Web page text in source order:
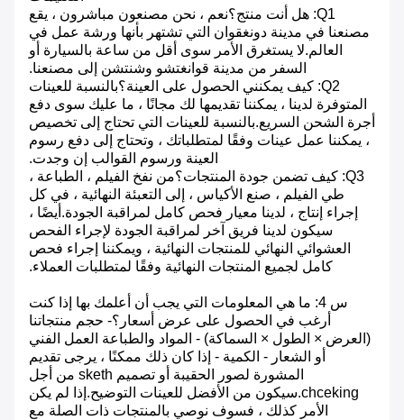
Q1: هل أنت منتج؟نعم ، نحن مصنعون مباشرون ، يقع
مصنعنا في مدينة دونغقوان التي تشتهر بأنها ورشة عمل في
العالم.لا يستغرق الأمر سوى أقل من ساعة بالسيارة أو
السفر من مدينة قوانغتشو وشنتشن إلى مصنعنا.
Q2: كيف يمكنني الحصول على العينة؟بالنسبة للعينات
المتوفرة لدينا ، يمكننا تقديمها لك مجانًا ، ما عليك سوى دفع
أجرة الشحن السريع.بالنسبة للعينات التي تحتاج إلى تخصيص
، يمكننا عمل عينات وفقًا لمتطلباتك ، وتحتاج إلى دفع رسوم
العينة ورسوم القوالب إن وجدت.
Q3: كيف تضمن جودة المنتجات؟من نفخ الفيلم ، الطباعة ،
طي الفيلم ، صنع الأكياس ، إلى التعبئة النهائية ، في كل
إجراء إنتاج ، لدينا معيار فحص كامل لمراقبة الجودة.أيضًا ،
سيكون لدينا فريق آخر لمراقبة الجودة لإجراء الفحص
العشوائي النهائي للمنتجات النهائية ، ويمكننا إجراء فحص
كامل لجميع المنتجات النهائية وفقًا لمتطلبات العملاء.
س 4: ما هي المعلومات التي يجب أن أعلمك بها إذا كنت
أرغب في الحصول على عرض أسعار؟- حجم منتجاتنا
(العرض × الطول × السماكة) - المواد والطباعة العمل الفني
أو الشعار - الكمية - إذا كان ذلك ممكنًا ، يرجى تقديم
المشورة لصور الحقيبة أو تصميم sketh من أجل
chceking.سيكون من الأفضل للعينات التوضيح.إذا لم يكن
الأمر كذلك ، فسوف نوصي بالمنتجات ذات الصلة مع